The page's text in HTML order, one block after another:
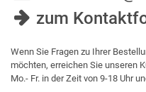
zum
Wenn Sie Fragen zu Ihrer
möchten, erreichen Sie unseren
Mo.- Fr. in der Zeit von 9-18 Uhr